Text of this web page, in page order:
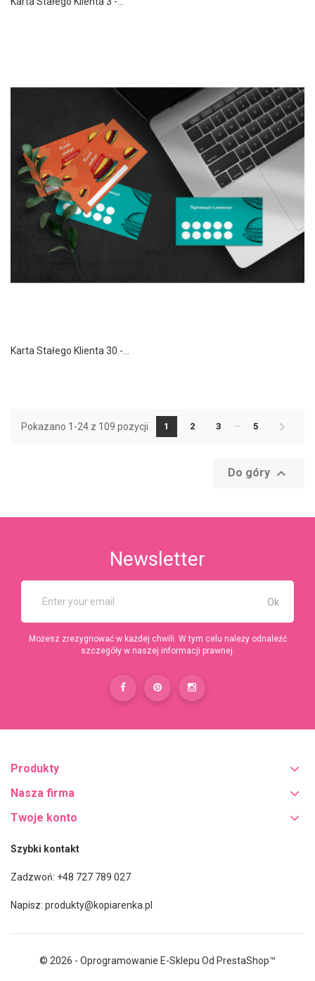
Karta Stałego Klienta 30 -...
Pokazano 1-24 z 109 pozycji 1 2 3 5
Do góry 
Newsletter
Możesz zrezygnować w każdej chwili. W tym celu należy odnaleźć
szczegóły w naszej informacji prawnej.
Produkty
Nasza firma
Twoje konto
Szybki kontakt
Zadzwoń: +48 727 789 027
Napisz: produkty@kopiarenka.pl
© 2026 - Oprogramowanie E-Sklepu Od PrestaShop™